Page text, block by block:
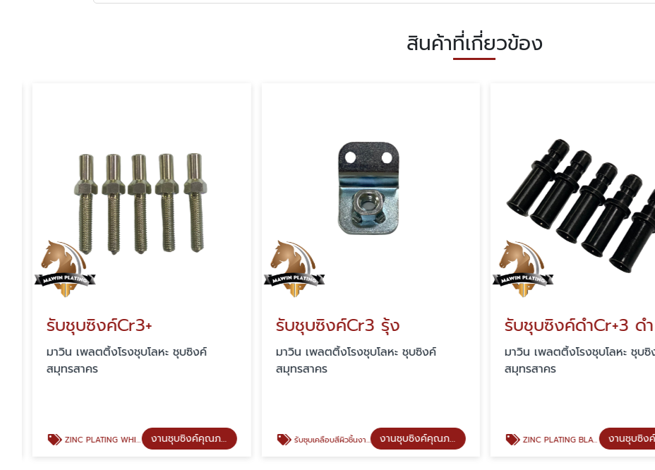
สินค้าที่เกี่ยวข้อง
รับชุบซิงค์Cr3+
มาวิน เพลตติ้งโรงชุบโลหะ ชุบซิงค์
สมุทรสาคร
ZINC PLATING WHITE (ชุบซิงค์สีขาว) งานชุบซิงค์คุณภาพ
รับชุบซิงค์Cr3 รุ้ง
มาวิน เพลตติ้งโรงชุบโลหะ ชุบซิงค์
สมุทรสาคร
รับชุบเคลือบสีผิวชิ้นงาน Zinc Cr+3 งานชุบซิงค์คุณภาพ
รับชุบซิงค์ดำCr+3 ดำ
มาวิน เพลตติ้งโรงชุบโลหะ ชุบซิงค์
สมุทรสาคร
ZINC PLATING BLACK (ชุบซิงค์สีดำ)